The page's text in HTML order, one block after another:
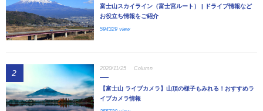
富士山スカイライン（富士宮ルート） | ドライブ情報など
お役立ち情報をご紹介
594329 view
2 2020/11/25 Column
【富士山 ライブカメラ】山頂の様子もみれる！おすすめラ
イブカメラ情報